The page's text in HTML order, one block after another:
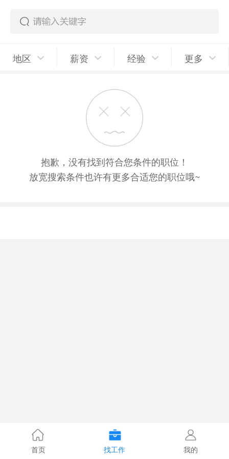
地区 薪资 经验 更多
抱歉，没有找到符合您条件的职位！
放宽搜索条件也许有更多合适您的职位哦~
首页 找工作 我的